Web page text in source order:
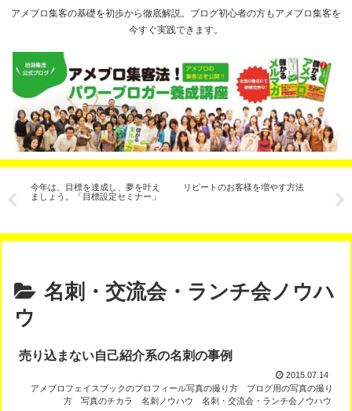
アメブロ集客の基礎を初歩から徹底解説。ブログ初心者の方もアメブロ集客を
今すぐ実践できます。
今年は、目標を達成し、夢を叶え
ましょう。「目標設定セミナー」
リピートのお客様を増やす方法
の
名刺・交流会・ランチ会ノウハ
ウ
売り込まない自己紹介系の名刺の事例
2015.07.14
アメブロフェイスブックのプロフィール写真の撮り方
ブログ用の写真の撮り
方
写真のチカラ 名刺ノウハウ 名刺・交流会・ランチ会ノウハウ